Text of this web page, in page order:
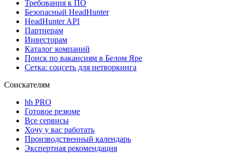
Требования к ПО
Безопасный HeadHunter
HeadHunter API
Партнерам
Инвесторам
Каталог компаний
Поиск по вакансиям в Белом Яре
Сетка: соцсеть для нетворкинга
Соискателям
hh PRO
Готовое резюме
Все сервисы
Хочу у вас работать
Производственный календарь
Экспертная рекомендация